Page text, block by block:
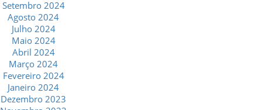
Setembro 2024
Agosto 2024
Julho 2024
Maio 2024
Abril 2024
Março 2024
Fevereiro 2024
Janeiro 2024
Dezembro 2023